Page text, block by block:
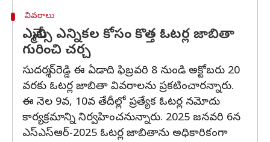
వివరాలు
ఎమ్మెల్సీ ఎన్నికల కోసం కొత్త ఓటర్ల జాబితా
గురించి చర్చ
సుదర్శన్‌రెడ్డి ఈ ఏడాది ఫిబ్రవరి 8 నుండి అక్టోబరు 20
వరకు ఓటర్ల జాబితా వివరాలను ప్రకటించారన్నారు.
ఈ నెల 9వ, 10వ తేదీల్లో ప్రత్యేక ఓటర్ల నమోదు
కార్యక్రమాన్ని నిర్వహించనున్నారు. 2025 జనవరి 6న
ఎస్‌ఎస్‌ఆర్‌-2025 ఓటర్ల జాబితాను అధికారికంగా